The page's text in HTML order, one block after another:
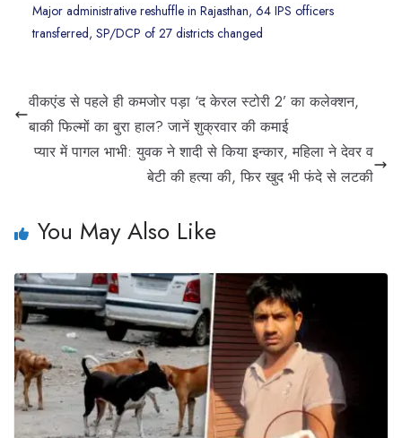
Major administrative reshuffle in Rajasthan, 64 IPS officers
transferred, SP/DCP of 27 districts changed
वीकएंड से पहले ही कमजोर पड़ा ‘द केरल स्टोरी 2’ का कलेक्शन,
बाकी फिल्मों का बुरा हाल? जानें शुक्रवार की कमाई
प्यार में पागल भाभी: युवक ने शादी से किया इन्कार, महिला ने देवर व
बेटी की हत्या की, फिर खुद भी फंदे से लटकी
You May Also Like